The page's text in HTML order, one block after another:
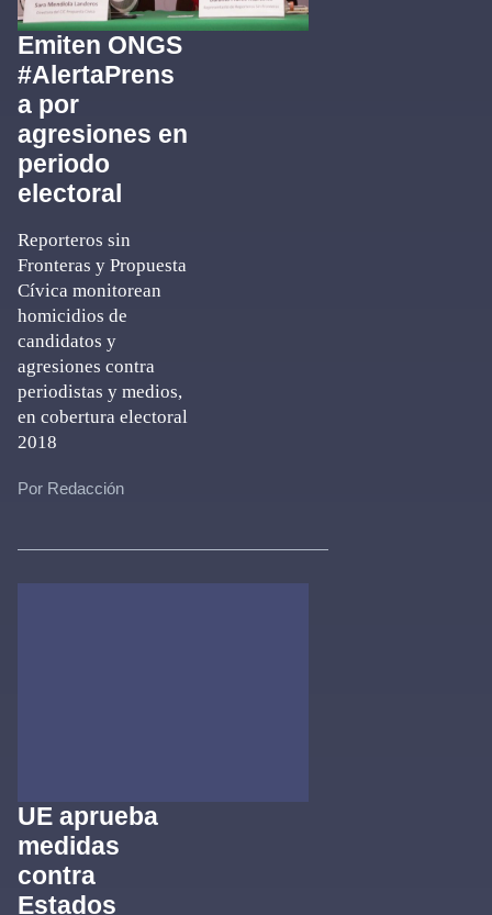
Emiten ONGS
#AlertaPrens
a por
agresiones en
periodo
electoral
Reporteros sin
Fronteras y Propuesta
Cívica monitorean
homicidios de
candidatos y
agresiones contra
periodistas y medios,
en cobertura electoral
2018
Por Redacción
UE aprueba
medidas
contra
Estados